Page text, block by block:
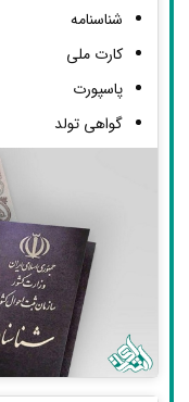
شناسنامه
کارت ملی
پاسپورت
گواهی تولد